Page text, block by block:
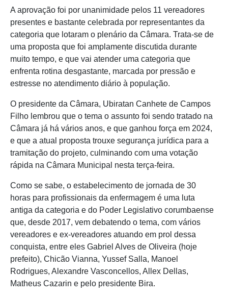
A aprovação foi por unanimidade pelos 11 vereadores
presentes e bastante celebrada por representantes da
categoria que lotaram o plenário da Câmara. Trata-se de
uma proposta que foi amplamente discutida durante
muito tempo, e que vai atender uma categoria que
enfrenta rotina desgastante, marcada por pressão e
estresse no atendimento diário à população.
O presidente da Câmara, Ubiratan Canhete de Campos
Filho lembrou que o tema o assunto foi sendo tratado na
Câmara já há vários anos, e que ganhou força em 2024,
e que a atual proposta trouxe segurança jurídica para a
tramitação do projeto, culminando com uma votação
rápida na Câmara Municipal nesta terça-feira.
Como se sabe, o estabelecimento de jornada de 30
horas para profissionais da enfermagem é uma luta
antiga da categoria e do Poder Legislativo corumbaense
que, desde 2017, vem debatendo o tema, com vários
vereadores e ex-vereadores atuando em prol dessa
conquista, entre eles Gabriel Alves de Oliveira (hoje
prefeito), Chicão Vianna, Yussef Salla, Manoel
Rodrigues, Alexandre Vasconcellos, Allex Dellas,
Matheus Cazarin e pelo presidente Bira.